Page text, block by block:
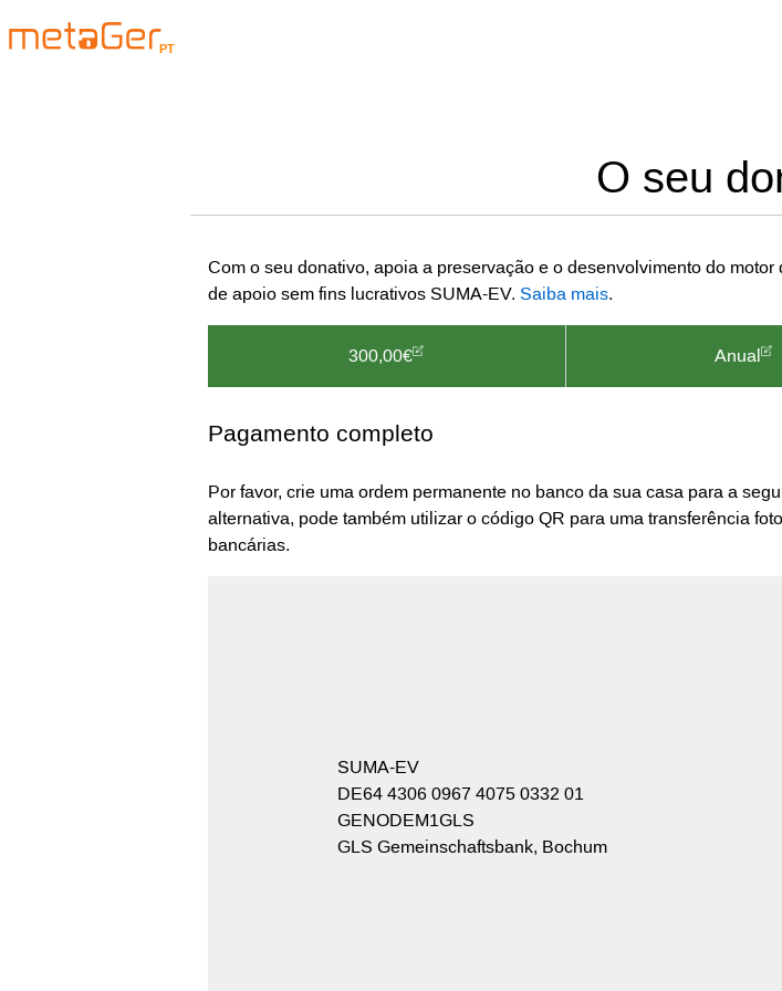
PT
O seu
Com o seu donativo, apoia a preservação e o desenvolvimento do
de apoio sem fins lucrativos SUMA-EV. Saiba mais.
300,00€ Anual
Pagamento completo
Por favor, crie uma ordem permanente no banco da sua casa para a
alternativa, pode também utilizar o código QR para uma transferência
bancárias.
SUMA-EV
DE64 4306 0967 4075 0332 01
GENODEM1GLS
GLS Gemeinschaftsbank, Bochum